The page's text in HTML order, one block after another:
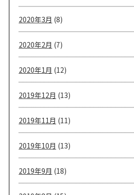
2020年3月 (8)
2020年2月 (7)
2020年1月 (12)
2019年12月 (13)
2019年11月 (11)
2019年10月 (13)
2019年9月 (18)